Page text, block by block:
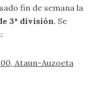
fin de semana la
3ª división. Se
Ataun-Auzoeta